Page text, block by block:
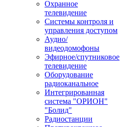
Охранное
телевидение
Системы контроля и
управления доступом
Аудио/
видеодомофоны
Эфирное/спутниковое
телевидение
Оборудование
радиоканальное
Интегрированная
система "ОРИОН"
"Болид"
Радиостанции